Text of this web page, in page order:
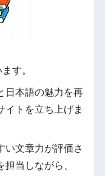
す。
日本語の魅力を再
イトを立ち上げま
い文章力が評価さ
当しながら、